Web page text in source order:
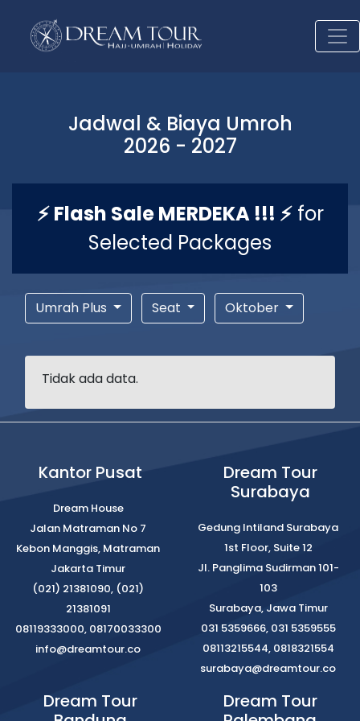
Jadwal & Biaya Umroh
2026 - 2027
⚡ Flash Sale MERDEKA !!! ⚡for
Selected Packages
Umrah Plus Seat Oktober
Tidak ada data.
Kantor Pusat
Dream House
Jalan Matraman No 7
Kebon Manggis, Matraman
Jakarta Timur
(021) 21381090, (021)
21381091
08119333000, 08170033300
info@dreamtour.co
Dream Tour
Surabaya
Gedung Intiland Surabaya
1st Floor, Suite 12
Jl. Panglima Sudirman 101-
103
Surabaya, Jawa Timur
031 5359666, 031 5359555
08113215544, 0818321554
surabaya@dreamtour.co
Dream Tour
Dream Tour